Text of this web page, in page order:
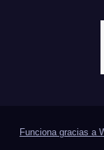
Funciona gracias a